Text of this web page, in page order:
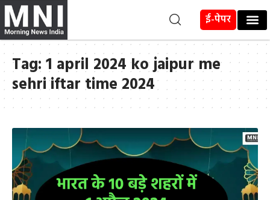
ई-पेपर
Tag:1 april 2024 ko jaipur me
sehri iftar time 2024